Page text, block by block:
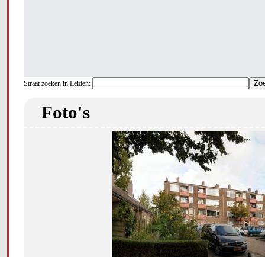
Straat zoeken in Leiden:
Foto's